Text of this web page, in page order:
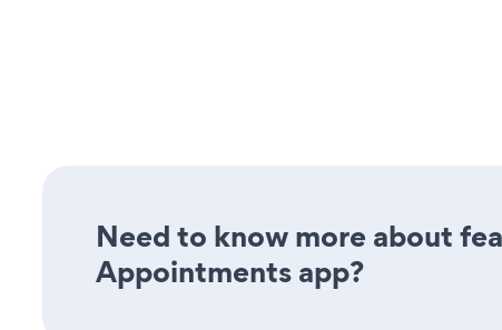
Need to know more about
Appointments app?